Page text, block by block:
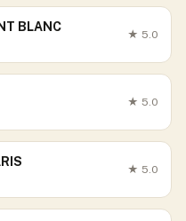
BLANC
★ 5.0
★ 5.0
★ 5.0